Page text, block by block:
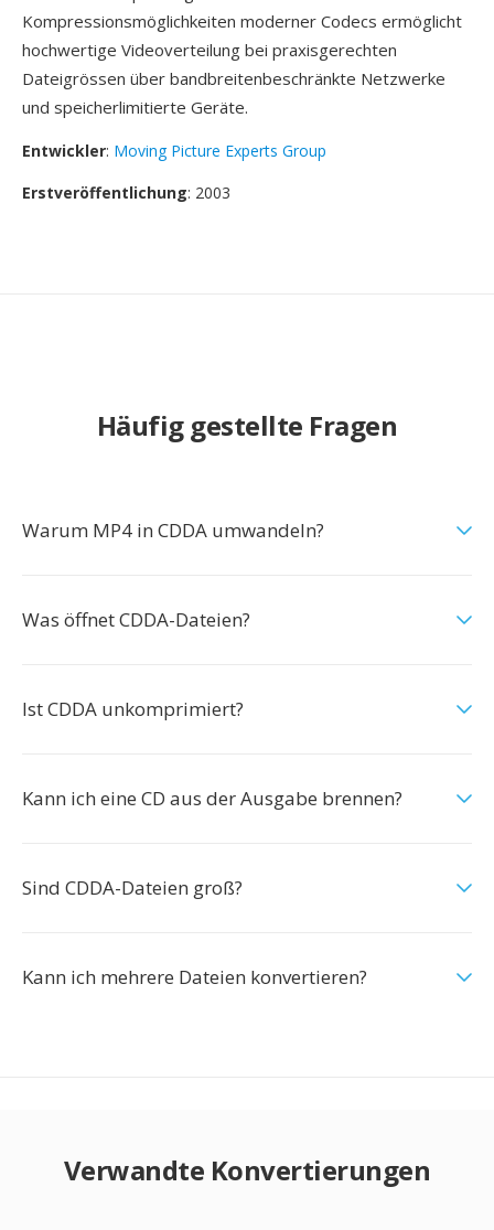
Kompressionsmöglichkeiten moderner Codecs ermöglicht
hochwertige Videoverteilung bei praxisgerechten
Dateigrössen über bandbreitenbeschränkte Netzwerke
und speicherlimitierte Geräte.
Entwickler: Moving Picture Experts Group
Erstveröffentlichung: 2003
Häufig gestellte Fragen
Warum MP4 in CDDA umwandeln?
Was öffnet CDDA-Dateien?
Ist CDDA unkomprimiert?
Kann ich eine CD aus der Ausgabe brennen?
Sind CDDA-Dateien groß?
Kann ich mehrere Dateien konvertieren?
Verwandte Konvertierungen